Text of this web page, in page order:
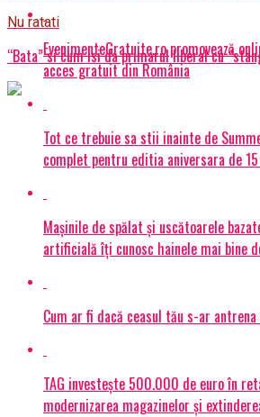
Nu ratati
“Bata” si cum isi da primarul liberal cu
EvenimenteGratuite.ro promovează
acces gratuit din România
Tot ce trebuie sa stii inainte de
complet pentru editia aniversara de
Mașinile de spălat și uscătoarele
artificială îți cunosc hainele mai bine
Cum ar fi dacă ceasul tău s-ar
TAG investește 500.000 de euro în
modernizarea magazinelor și